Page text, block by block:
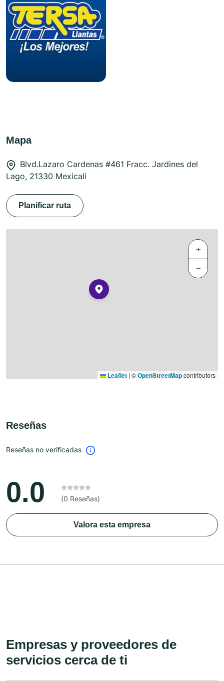
Mapa
Blvd.Lazaro Cardenas #461 Fracc. Jardines del
Lago, 21330 Mexicali
Planificar ruta
+
−
Leaflet | ©OpenStreetMapcontributors
Reseñas
Reseñas no verificadas
0.0 (0 Reseñas)
Valora esta empresa
Empresas y proveedores de
servicios cerca de ti